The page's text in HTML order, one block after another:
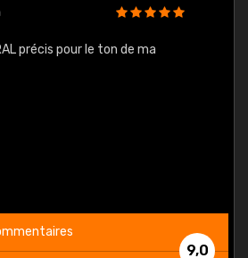
précis pour le ton de ma
9,0